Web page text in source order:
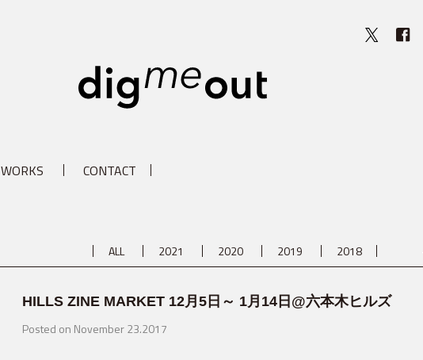
WORKS CONTACT
ALL 2021 2020 2019 2018
HILLS ZINE MARKET 12月5日～ 1月14日@六本木ヒルズ
Posted on November 23.2017